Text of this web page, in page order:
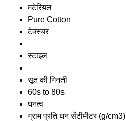
मटेरियल
Pure Cotton
टेक्स्चर
स्टाइल
सूत की गिनती
60s to 80s
घनत्व
ग्राम प्रति घन सेंटीमीटर (g/cm3)